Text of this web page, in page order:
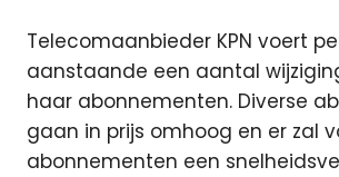
Telecomaanbieder KPN voert
aanstaande een aantal
haar abonnementen. Diverse
gaan in prijs omhoog en er zal
abonnementen een